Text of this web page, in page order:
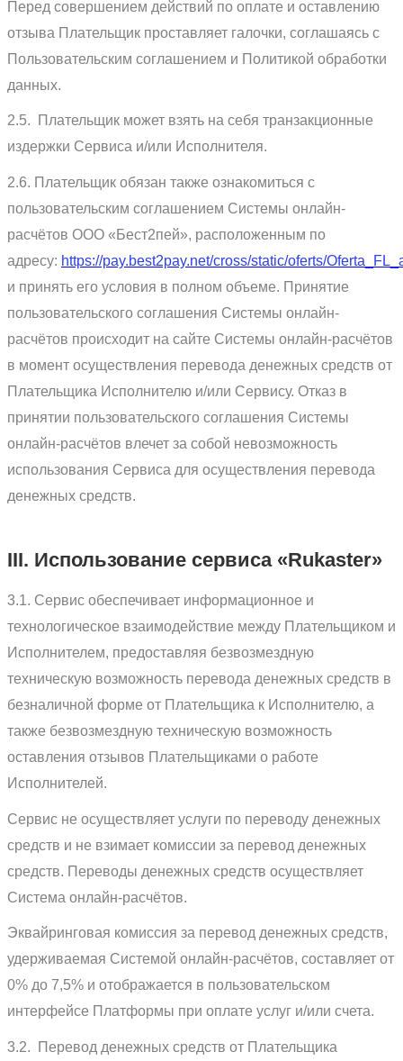
Перед совершением действий по оплате и оставлению
отзыва Плательщик проставляет галочки, соглашаясь с
Пользовательским соглашением и Политикой обработки
данных.
2.5. Плательщик может взять на себя транзакционные
издержки Сервиса и/или Исполнителя.
2.6. Плательщик обязан также ознакомиться с
пользовательским соглашением Системы онлайн-
расчётов ООО «Бест2пей», расположенным по
адресу: https://pay.best2pay.net/cross/static/oferts/
и принять его условия в полном объеме. Принятие
пользовательского соглашения Системы онлайн-
расчётов происходит на сайте Системы онлайн-расчётов
в момент осуществления перевода денежных средств от
Плательщика Исполнителю и/или Сервису. Отказ в
принятии пользовательского соглашения Системы
онлайн-расчётов влечет за собой невозможность
использования Сервиса для осуществления перевода
денежных средств.
III. Использование сервиса «Rukaster»
3.1. Сервис обеспечивает информационное и
технологическое взаимодействие между Плательщиком и
Исполнителем, предоставляя безвозмездную
техническую возможность перевода денежных средств в
безналичной форме от Плательщика к Исполнителю, а
также безвозмездную техническую возможность
оставления отзывов Плательщиками о работе
Исполнителей.
Сервис не осуществляет услуги по переводу денежных
средств и не взимает комиссии за перевод денежных
средств. Переводы денежных средств осуществляет
Система онлайн-расчётов.
Эквайринговая комиссия за перевод денежных средств,
удерживаемая Системой онлайн-расчётов, составляет от
0% до 7,5% и отображается в пользовательском
интерфейсе Платформы при оплате услуг и/или счета.
3.2. Перевод денежных средств от Плательщика